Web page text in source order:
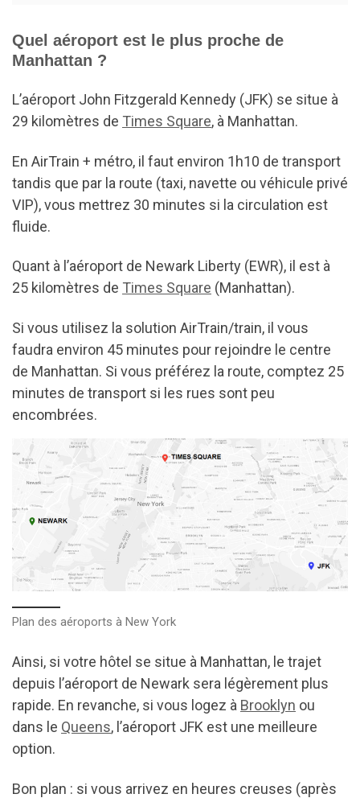
Quel aéroport est le plus proche de
Manhattan ?
L’aéroport John Fitzgerald Kennedy (JFK) se situe à
29 kilomètres de Times Square, à Manhattan.
En AirTrain + métro, il faut environ 1h10 de transport
tandis que par la route (taxi, navette ou véhicule privé
VIP), vous mettrez 30 minutes si la circulation est
fluide.
Quant à l’aéroport de Newark Liberty (EWR), il est à
25 kilomètres de Times Square (Manhattan).
Si vous utilisez la solution AirTrain/train, il vous
faudra environ 45 minutes pour rejoindre le centre
de Manhattan. Si vous préférez la route, comptez 25
minutes de transport si les rues sont peu
encombrées.
Plan des aéroports à New York
Ainsi, si votre hôtel se situe à Manhattan, le trajet
depuis l’aéroport de Newark sera légèrement plus
rapide. En revanche, si vous logez à Brooklyn ou
dans le Queens, l’aéroport JFK est une meilleure
option.
Bon plan : si vous arrivez en heures creuses (après